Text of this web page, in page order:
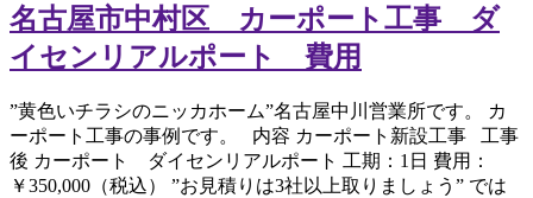
名古屋市中村区 カーポート工事 ダ
イセンリアルポート 費用
”黄色いチラシのニッカホーム”名古屋中川営業所です。 カ
ーポート工事の事例です。 内容 カーポート新設工事 工事
後 カーポート ダイセンリアルポート 工期：1日 費用：
￥350,000（税込） ”お見積りは3社以上取りましょう” では